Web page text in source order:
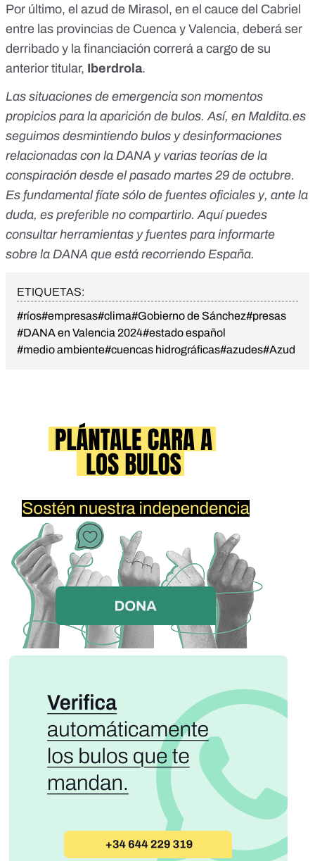
Por último, el azud de Mirasol , en el cauce del Cabriel
entre las provincias de Cuenca y Valencia, deberá ser
derribado y la financiación correrá a cargo de su
anterior titular, Iberdrola.
Las situaciones de emergencia son momentos
propicios para la aparición de bulos. Así, en Maldita.es
seguimos desmintiendo bulos y desinformaciones
relacionadas con la DANA y varias teorías de la
conspiración desde el pasado martes 29 de octubre.
Es fundamental fíate sólo de fuentes oficiales y, ante la
duda, es preferible no compartirlo. Aquí puedes
consultarherramientas y fuentes para informarte
sobre la DANA que está recorriendo España.
ETIQUETAS:
#ríos#empresas#clima#Gobierno de Sánchez#presas
#DANA en Valencia 2024#estado español
#medio ambiente#cuencas hidrográficas#azudes#Azud